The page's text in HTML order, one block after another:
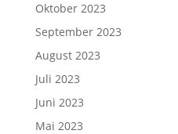
Oktober 2023
September 2023
August 2023
Juli 2023
Juni 2023
Mai 2023